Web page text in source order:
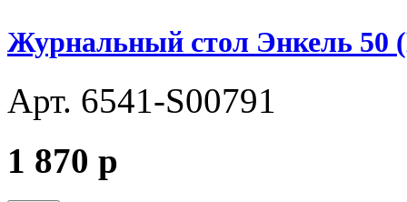
Журнальный стол Энкель 50
Арт. 6541-S00791
1 870 p